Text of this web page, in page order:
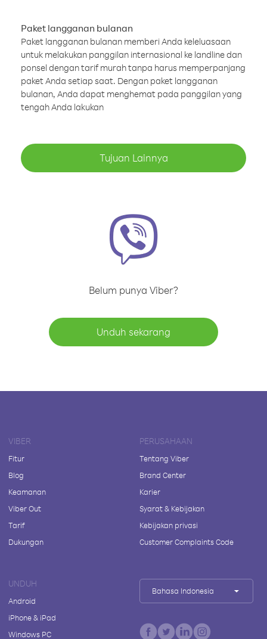
Paket langganan bulanan
Paket langganan bulanan memberi Anda keleluasaan
untuk melakukan panggilan internasional ke landline dan
ponsel dengan tarif murah tanpa harus memperpanjang
paket Anda setiap saat. Dengan paket langganan
bulanan, Anda dapat menghemat pada panggilan yang
tengah Anda lakukan
Tujuan Lainnya
Belum punya Viber?
Unduh sekarang
VIBER
Fitur
Blog
Keamanan
Viber Out
Tarif
Dukungan
PERUSAHAAN
Tentang Viber
Brand Center
Karier
Syarat & Kebijakan
Kebijakan privasi
Customer Complaints Code
UNDUH
Android
iPhone & iPad
Windows PC
Bahasa Indonesia